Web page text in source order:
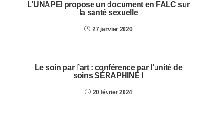
L’UNAPEI propose un document en FALC sur
la santé sexuelle
27 janvier 2020
Le soin par l’art : conférence par l’unité de
soins SÉRAPHINE !
20 février 2024